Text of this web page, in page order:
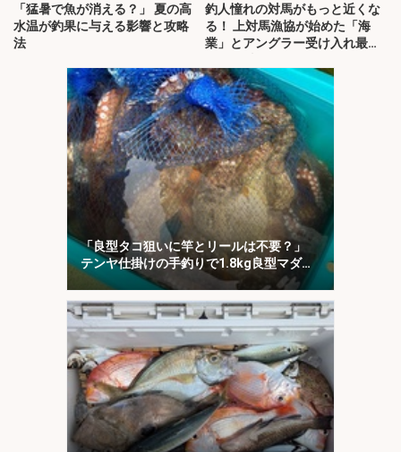
「猛暑で魚が消える？」 夏の高
水温が釣果に与える影響と攻略
法
釣人憧れの対馬がもっと近くな
る！ 上対馬漁協が始めた「海
業」とアングラー受け入れ最前
「良型タコ狙いに竿とリールは不要？」
テンヤ仕掛けの手釣りで1.8kg良型マダ
コ！【川崎丸・東京湾】